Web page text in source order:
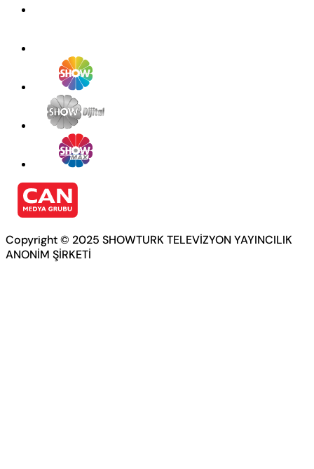
Copyright © 2025 SHOWTURK TELEVİZYON YAYINCILIK
ANONİM ŞİRKETİ